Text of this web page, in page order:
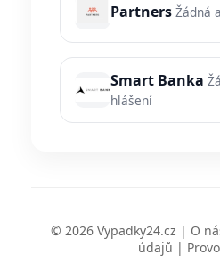
Partners Žádná
Smart Banka
hlášení
© 2026 Vypadky24.cz | O
údajů |